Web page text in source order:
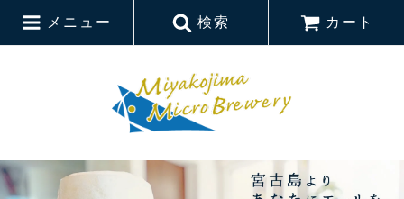
メニュー 検索 カート